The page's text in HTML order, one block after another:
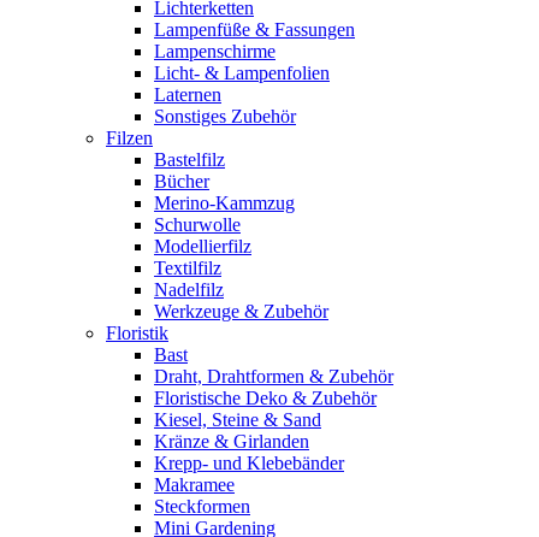
Lichterketten
Lampenfüße & Fassungen
Lampenschirme
Licht- & Lampenfolien
Laternen
Sonstiges Zubehör
Filzen
Bastelfilz
Bücher
Merino-Kammzug
Schurwolle
Modellierfilz
Textilfilz
Nadelfilz
Werkzeuge & Zubehör
Floristik
Bast
Draht, Drahtformen & Zubehör
Floristische Deko & Zubehör
Kiesel, Steine & Sand
Kränze & Girlanden
Krepp- und Klebebänder
Makramee
Steckformen
Mini Gardening